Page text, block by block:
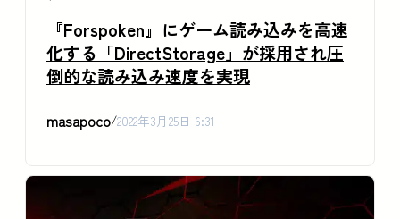
『Forspoken』にゲーム読み込みを高速
化する「DirectStorage」が採用され圧
倒的な読み込み速度を実現
masapoco/2022年3月25日 6:31